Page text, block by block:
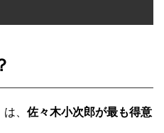
、 佐々木小次郎が最も得意